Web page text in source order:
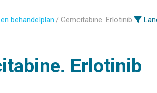
behandelplan Gemcitabine. Erlotinib
Erlotinib